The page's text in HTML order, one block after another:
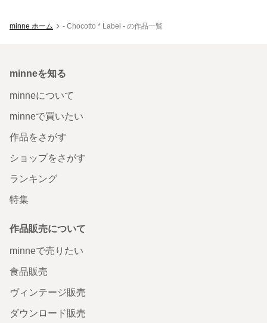
minne ホーム - Chocotto * Label - の作品一覧
minneを知る
minneについて
minneで買いたい
作品をさがす
ショップをさがす
ランキング
特集
作品販売について
minneで売りたい
食品販売
ヴィンテージ販売
ダウンロード販売